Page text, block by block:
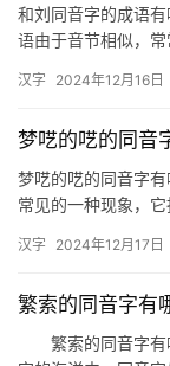
和刘同音字的成语
语由于音节相似，
慧…
汉字 2024年12月16日
梦呓的呓的同音
梦呓的呓的同音字
常见的一种现象，
汉字 2024年12月17日
繁索的同音字有
繁索的同音字有